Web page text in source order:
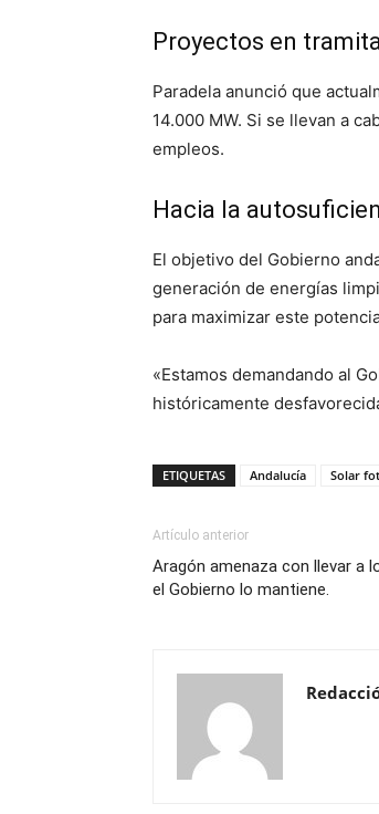
Proyectos en
Paradela anunció que
14.000 MW. Si se llevan a
empleos.
Hacia la
El objetivo del Gobierno
generación de energías
para maximizar este
«Estamos demandando al
históricamente
ETIQUETAS Andalucía Solar
Artículo anterior
Aragón amenaza con llevar a
el Gobierno lo mantiene.